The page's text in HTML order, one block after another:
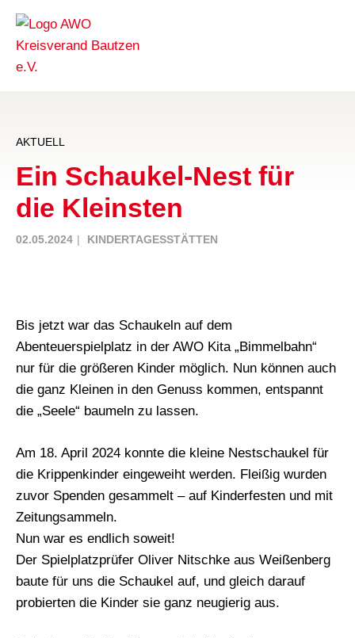
AKTUELL
Ein Schaukel-Nest für
die Kleinsten
02.05.2024 KINDERTAGESSTÄTTEN
Bis jetzt war das Schaukeln auf dem
Abenteuerspielplatz in der AWO Kita „Bimmelbahn“
nur für die größeren Kinder möglich. Nun können auch
die ganz Kleinen in den Genuss kommen, entspannt
die „Seele“ baumeln zu lassen.
Am 18. April 2024 konnte die kleine Nestschaukel für
die Krippenkinder eingeweiht werden. Fleißig wurden
zuvor Spenden gesammelt – auf Kinderfesten und mit
Zeitungsammeln.
Nun war es endlich soweit!
Der Spielplatzprüfer Oliver Nitschke aus Weißenberg
baute für uns die Schaukel auf, und gleich darauf
probierten die Kinder sie ganz neugierig aus.